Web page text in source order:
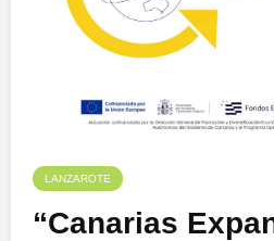
LANZAROTE
“Canarias